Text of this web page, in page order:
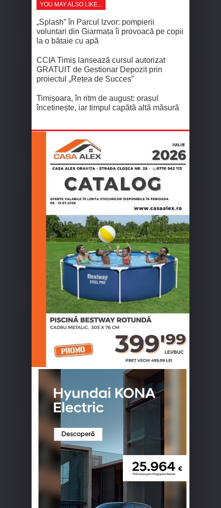
YOU MAY ALSO LIKE...
„Splash” în Parcul Izvor: pompierii
voluntari din Giarmata îi provoacă pe copii
la o bătaie cu apă
CCIA Timiș lansează cursul autorizat
GRATUIT de Gestionar Depozit prin
proiectul „Rețea de Succes”
Timișoara, în ritm de august: orașul
încetinește, iar timpul capătă altă măsură